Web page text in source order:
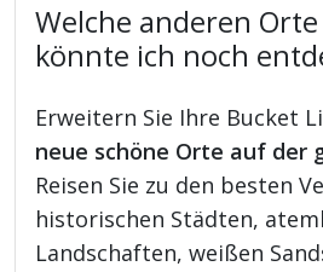
Welche anderen
könnte ich noch
Erweitern Sie Ihre Bucket
neue schöne Orte auf der
Reisen Sie zu den besten
historischen Städten,
Landschaften, weißen